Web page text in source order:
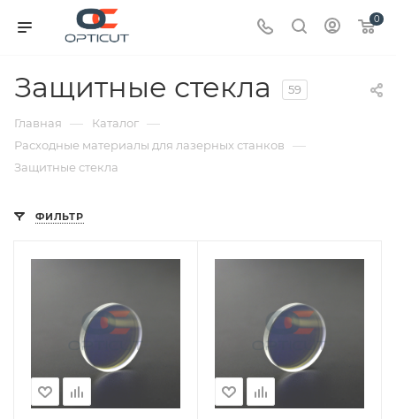
0
Защитные стекла 59
Главная — Каталог —
Расходные материалы для лазерных станков —
Защитные стекла
ФИЛЬТР